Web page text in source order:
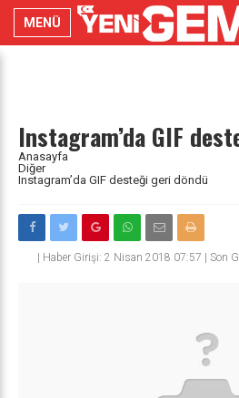
MENÜ
Instagram’da GIF
Anasayfa
Diğer
Instagram’da GIF desteği geri döndü
Haber Girişi: 2 Nisan 2018 07:57 | Son